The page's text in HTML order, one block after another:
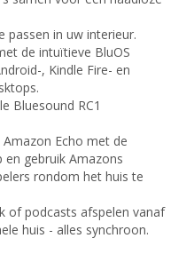
in uw interieur.
de intuïtieve BluOS
, Kindle Fire- en
Bluesound RC1
Echo met de
en gebruik Amazons
rondom het huis te
of podcasts afspelen vanaf
huis - alles synchroon.